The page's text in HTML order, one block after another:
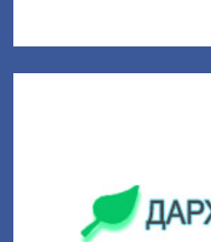
Дархан Хүч
Супермаркет, Ази европ